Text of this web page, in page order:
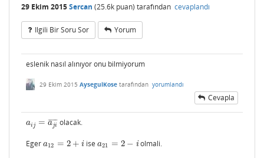
29 Ekim 2015Sercan (25.6k puan) tarafından cevaplandı
Ilgili Bir Soru Sor Yorum
eslenik nasıl alınıyor onu bilmiyorum
29 Ekim 2015 AysegulKose tarafından yorumlandı
Cevapla
ai j = aji
¯ ¯
¯¯¯¯
aij= aji ¯ olacak.
Eger a12 = 2 + i
a12 =2 +i isea21 = 2 − i
a21 =2 −i olmali.